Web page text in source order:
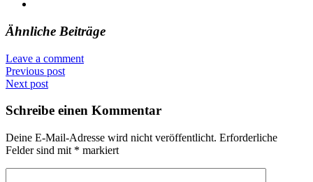
Ähnliche Beiträge
Leave a comment
Previous post
Next post
Schreibe einen Kommentar
Deine E-Mail-Adresse wird nicht veröffentlicht. Erforderliche
Felder sind mit * markiert